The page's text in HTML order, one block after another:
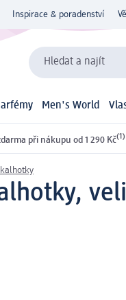
Inspirace & poradenství
Hledat a najít
Men's World
při nákupu od 1 290 Kč(1)